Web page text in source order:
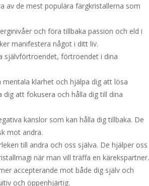
av de mest populära färgkristallerna som
och föra tillbaka passion och eld i
manifestera något i ditt liv.
självförtroendet, förtroendet i dina
klarhet och hjälpa dig att lösa
att fokusera och hålla dig till dina
känslor som kan hålla dig tillbaka. De
mot andra.
till andra och oss själva. De hjälper oss
när man vill träffa en kärekspartner.
accepterande mot både dig själv och
och öppenhjärtig.